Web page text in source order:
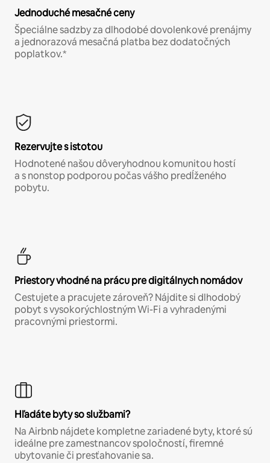
Jednoduché mesačné ceny
Špeciálne sadzby za dlhodobé dovolenkové prenájmy
a jednorazová mesačná platba bez dodatočných
poplatkov.*
Rezervujte s istotou
Hodnotené našou dôveryhodnou komunitou hostí
a s nonstop podporou počas vášho predĺženého
pobytu.
Priestory vhodné na prácu pre digitálnych nomádov
Cestujete a pracujete zároveň? Nájdite si dlhodobý
pobyt s vysokorýchlostným Wi-Fi a vyhradenými
pracovnými priestormi.
Hľadáte byty so službami?
Na Airbnb nájdete kompletne zariadené byty, ktoré sú
ideálne pre zamestnancov spoločností, firemné
ubytovanie či presťahovanie sa.